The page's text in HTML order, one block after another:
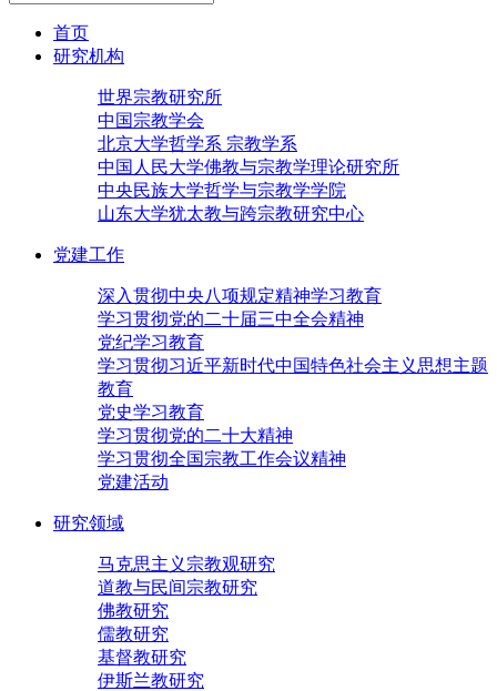
首页
研究机构
世界宗教研究所
中国宗教学会
北京大学哲学系 宗教学系
中国人民大学佛教与宗教学理论研究所
中央民族大学哲学与宗教学学院
山东大学犹太教与跨宗教研究中心
党建工作
深入贯彻中央八项规定精神学习教育
学习贯彻党的二十届三中全会精神
党纪学习教育
学习贯彻习近平新时代中国特色社会主义思想主题
教育
党史学习教育
学习贯彻党的二十大精神
学习贯彻全国宗教工作会议精神
党建活动
研究领域
马克思主义宗教观研究
道教与民间宗教研究
佛教研究
儒教研究
基督教研究
伊斯兰教研究